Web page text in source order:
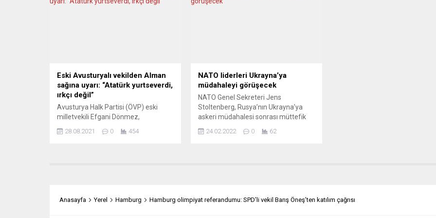
Eski Avusturyalı vekilden Alman
sağına uyarı: “Atatürk yurtseverdi,
ırkçı değil”
Avusturya Halk Partisi (ÖVP) eski
milletvekili Efgani Dönmez,
Alternatif (AfD) partisinin Atatürk’lü
Dönmez “www.efganidönmez.at”
28.08.2021 0 454
NATO liderleri Ukrayna’ya
müdahaleyi görüşecek
NATO Genel Sekreteri Jens
Stoltenberg, Rusya’nın Ukrayna’ya
askeri müdahalesi sonrası müttefik
konferans yöntemiyle toplantıya
uyarıların gerçeğe dönüştüğünü
24.02.2022 0 62
Anasayfa Yerel Hamburg Hamburg olimpiyat referandumu: SPD’li vekil Barış Öneş’ten katılım çağrısı